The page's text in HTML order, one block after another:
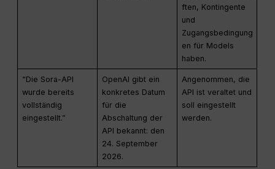
ften, Kontingente
und
Zugangsbedingung
en für Models
haben.
“Die Sora-API
wurde bereits
vollständig
eingestellt.”
OpenAI gibt ein
konkretes Datum
für die
Abschaltung der
API bekannt: den
24. September
2026.
Angenommen, die
API ist veraltet und
soll eingestellt
werden.